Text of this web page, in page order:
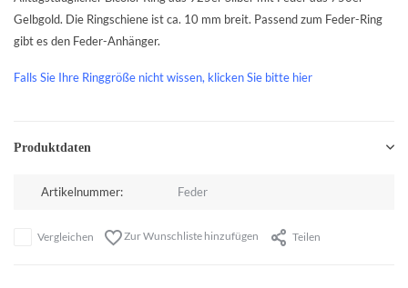
Gelbgold. Die Ringschiene ist ca. 10 mm breit. Passend zum Feder-Ring
gibt es den Feder-Anhänger.
Falls Sie Ihre Ringgröße nicht wissen, klicken Sie bitte hier
Produktdaten
Artikelnummer: Feder
Vergleichen Zur Wunschliste hinzufügen Teilen